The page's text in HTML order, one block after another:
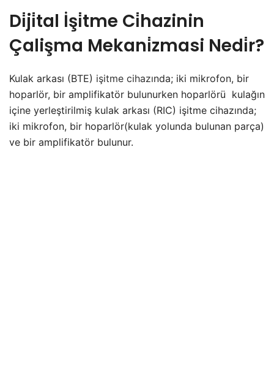
Di̇ji̇tal İşi̇tme Ci̇hazinin
Çalişma Mekani̇zmasi Nedi̇r?
Kulak arkası (BTE) işitme cihazında; iki mikrofon, bir
hoparlör, bir amplifikatör bulunurken hoparlörü kulağın
içine yerleştirilmiş kulak arkası (RIC) işitme cihazında;
iki mikrofon, bir hoparlör(kulak yolunda bulunan parça)
ve bir amplifikatör bulunur.